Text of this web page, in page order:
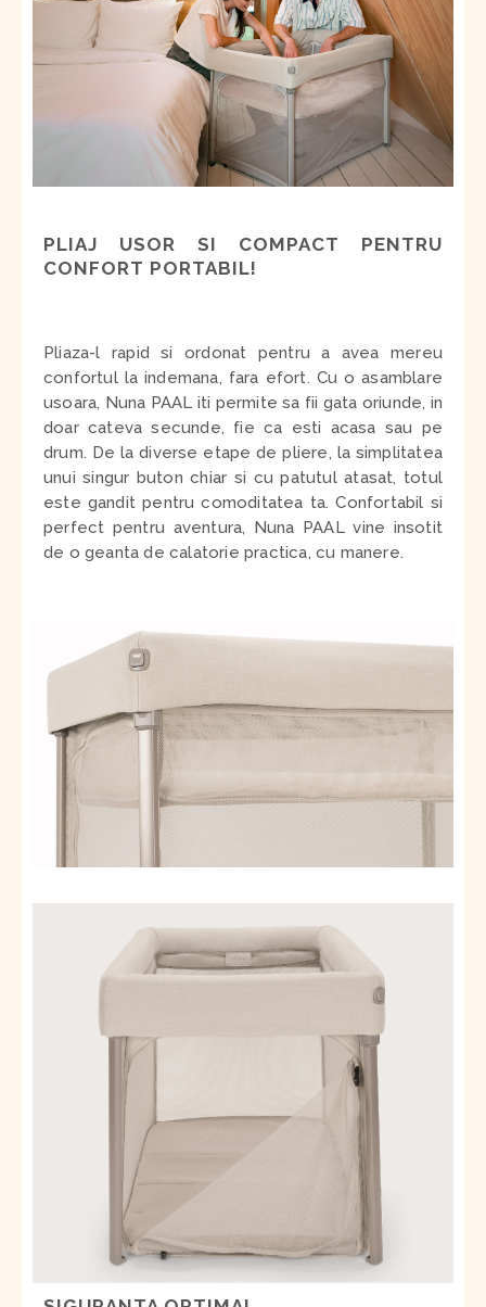
PLIAJ USOR SI COMPACT PENTRU
CONFORT PORTABIL!
Pliaza-l rapid si ordonat pentru a avea mereu
confortul la indemana, fara efort. Cu o asamblare
usoara, Nuna PAAL iti permite sa fii gata oriunde, in
doar cateva secunde, fie ca esti acasa sau pe
drum. De la diverse etape de pliere, la simplitatea
unui singur buton chiar si cu patutul atasat, totul
este gandit pentru comoditatea ta. Confortabil si
perfect pentru aventura, Nuna PAAL vine insotit
de o geanta de calatorie practica, cu manere.